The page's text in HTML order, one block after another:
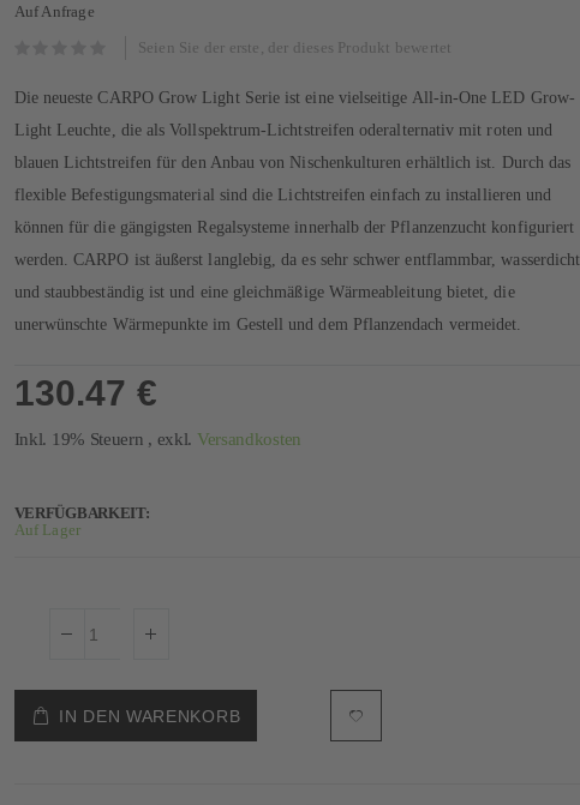
Auf Anfrage
Seien Sie der erste, der dieses Produkt bewertet
Die neueste CARPO Grow Light Serie ist eine vielseitige All-in-One LED Grow-
Light Leuchte, die als Vollspektrum-Lichtstreifen oderalternativ mit roten und
blauen Lichtstreifen für den Anbau von Nischenkulturen erhältlich ist. Durch das
flexible Befestigungsmaterial sind die Lichtstreifen einfach zu installieren und
können für die gängigsten Regalsysteme innerhalb der Pflanzenzucht konfiguriert
werden. CARPO ist äußerst langlebig, da es sehr schwer entflammbar, wasserdicht
und staubbeständig ist und eine gleichmäßige Wärmeableitung bietet, die
unerwünschte Wärmepunkte im Gestell und dem Pflanzendach vermeidet.
130.47 €
Inkl. 19% Steuern , exkl. Versandkosten
VERFÜGBARKEIT:
Auf Lager
IN DEN WARENKORB